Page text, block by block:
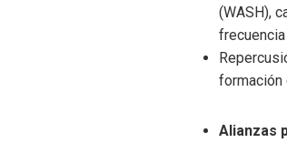
(WASH),
formación
Alianzas